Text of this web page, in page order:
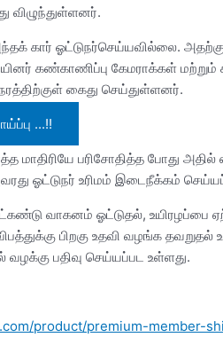
விழுந்துள்ளனர்.
கார் ஓட்டுநர்செய்யவில்லை.
கண்காணிப்பு கேமராக்கள்
கைது செய்துள்ளனர்.
...!!
மாதிரியே பரிசோதித்த போது அதில்
ஓட்டுநர் உரிமம் இடைநீக்கம்
வாகனம் ஓட்டுதல், உயிரழப்பை
பிறகு உதவி வழங்க தவறுதல்
பதிவு செய்யப்பட உள்ளது.
product/premium-member-